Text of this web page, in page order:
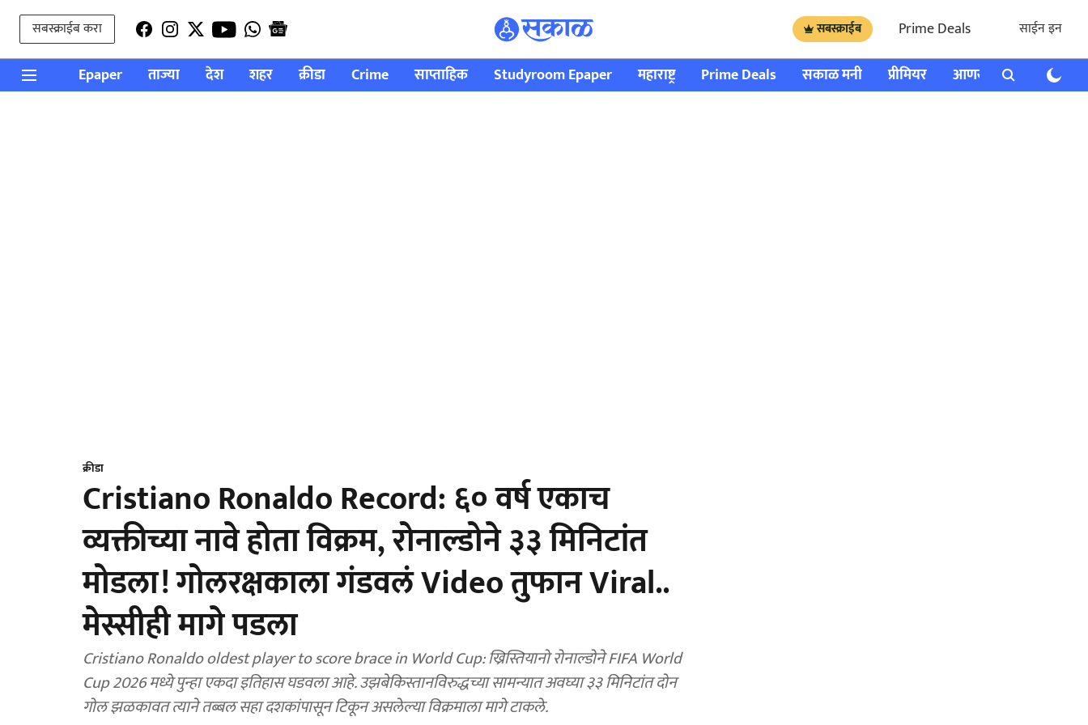
सबस्क्राईब करा सबस्क्राईब Prime Deals साईन इन
Epaper ताज्या देश शहर क्रीडा Crime साप्ताहिक Studyroom Epaper महाराष्ट्र Prime Deals सकाळ मनी प्रीमियर आणखी राशी भविष्य
क्रीडा
Cristiano Ronaldo Record: ६० वर्ष एकाच
व्यक्तीच्या नावे होता विक्रम, रोनाल्डोने ३३ मिनिटांत
मोडला! गोलरक्षकाला गंडवलं Video तुफान Viral..
मेस्सीही मागे पडला
Cristiano Ronaldo oldest player to score brace in World Cup: ख्रिस्तियानो रोनाल्डोने FIFA World
Cup 2026 मध्ये पुन्हा एकदा इतिहास घडवला आहे. उझबेकिस्तानविरुद्धच्या सामन्यात अवघ्या ३३ मिनिटांत दोन
गोल झळकावत त्याने तब्बल सहा दशकांपासून टिकून असलेल्या विक्रमाला मागे टाकले.